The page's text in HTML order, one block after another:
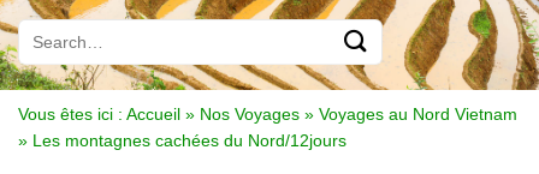
Vous êtes ici : Accueil » Nos Voyages » Voyages au Nord Vietnam
» Les montagnes cachées du Nord/12jours